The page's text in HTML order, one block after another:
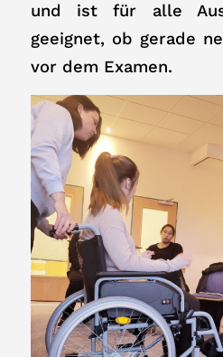
und ist für alle
geeignet, ob gerade
vor dem Examen.